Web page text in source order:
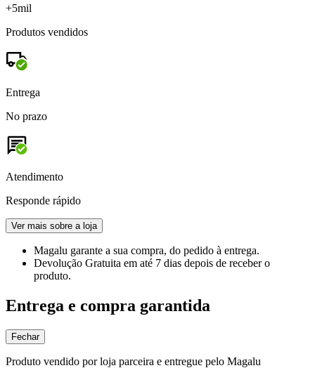
+5mil
Produtos vendidos
Entrega
No prazo
Atendimento
Responde rápido
Ver mais sobre a loja
Magalu garante a sua compra, do pedido à entrega.
Devolução Gratuita em até 7 dias depois de receber o
produto.
Entrega e compra garantida
Fechar
Produto vendido por loja parceira e entregue pelo Magalu